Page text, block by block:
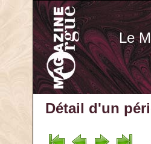
Le
Détail d'un